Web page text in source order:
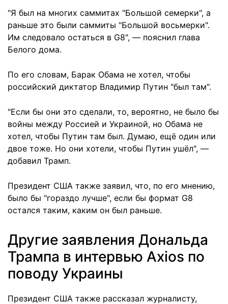
"Я был на многих саммитах "Большой семерки", а
раньше это были саммиты "Большой восьмерки".
Им следовало остаться в G8", — пояснил глава
Белого дома.
По его словам, Барак Обама не хотел, чтобы
российский диктатор Владимир Путин "был там".
"Если бы они это сделали, то, вероятно, не было бы
войны между Россией и Украиной, но Обама не
хотел, чтобы Путин там был. Думаю, ещё один или
двое тоже. Но они хотели, чтобы Путин ушёл", —
добавил Трамп.
Президент США также заявил, что, по его мнению,
было бы "гораздо лучше", если бы формат G8
остался таким, каким он был раньше.
Другие заявления Дональда
Трампа в интервью Axios по
поводу Украины
Президент США также рассказал журналисту,